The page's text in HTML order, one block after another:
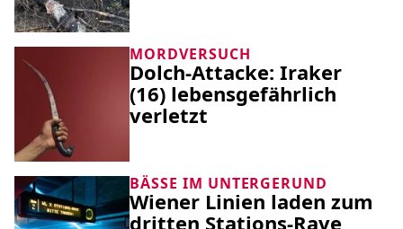
MORDVERSUCH
Dolch-Attacke: Iraker
(16) lebensgefährlich
verletzt
BÄSSE IM UNTERGERUND
Wiener Linien laden zum
dritten Stations-Rave